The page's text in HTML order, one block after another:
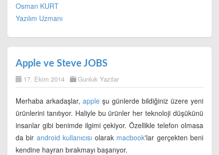
Osman KURT
Yazılım Uzmanı
Apple ve Steve JOBS
17. Ekim 2014 Gunluk Yazilar
Merhaba arkadaşlar, apple şu günlerde bildiğiniz üzere yeni
ürünlerini tanıtıyor. Haliyle bu ürünler her teknoloji düşükünü
insanlar gibi benimde ilgimi çekiyor. Özellikle telefon olmasa
da bir android kullanıcısı olarak macbook'lar gerçekten beni
kendine hayran bırakmayı başarıyor.